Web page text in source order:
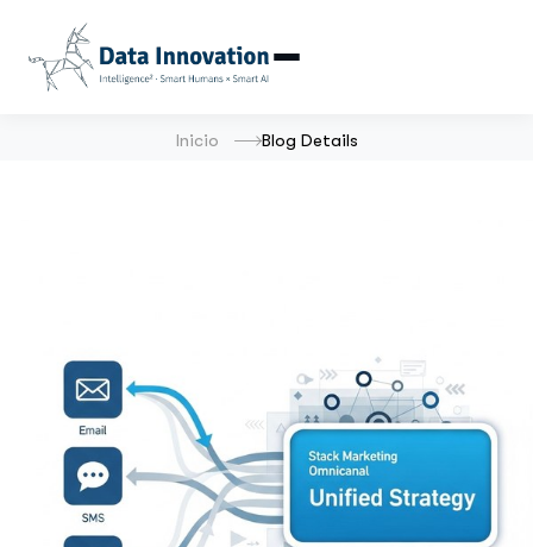
Inicio Blog Details